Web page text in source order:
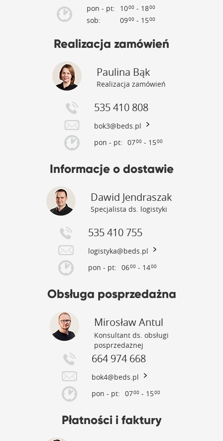
pon - pt:
sob:
1000 - 1800
0900 - 1500
Realizacja zamówień
Paulina Bąk
Realizacja zamówień
535 410 808
bok3@beds.pl
pon - pt: 0700 - 1500
Informacje o dostawie
Dawid Jendraszak
Specjalista ds. logistyki
535 410 755
logistyka@beds.pl
pon - pt: 0600- 1400
Obsługa posprzedażna
Mirosław Antul
Konsultant ds. obsługi
posprzedażnej
664 974 668
bok4@beds.pl
pon - pt: 0700- 1500
Płatności i faktury